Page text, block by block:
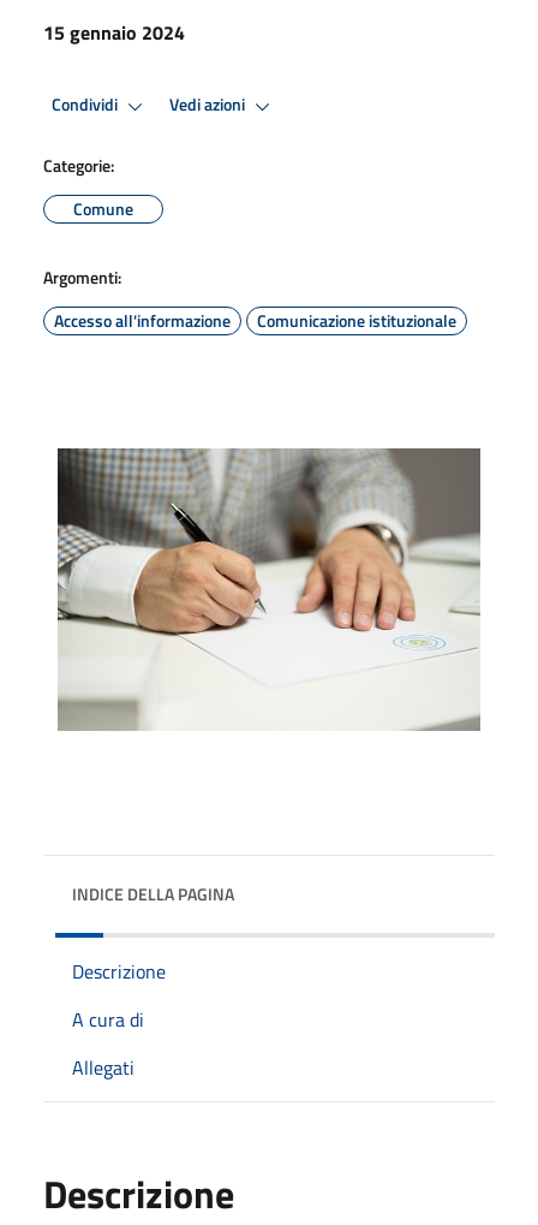
15 gennaio 2024
Condividi Vedi azioni
Categorie:
Comune
Argomenti:
Accesso all'informazione
Comunicazione istituzionale
INDICE DELLA PAGINA
Descrizione
A cura di
Allegati
Descrizione